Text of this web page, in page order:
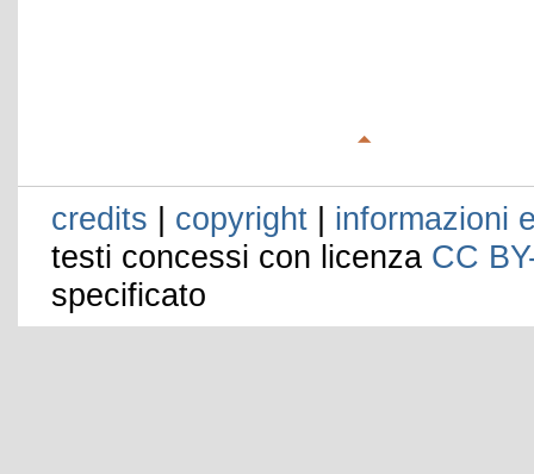
credits | copyright | informazioni
testi concessi con licenza CC
specificato